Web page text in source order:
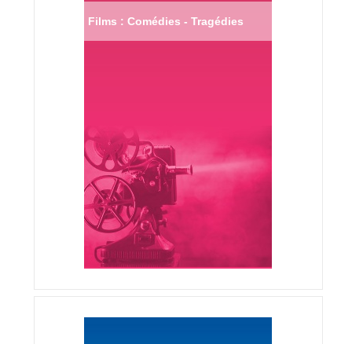
Films : Comédies - Tragédies